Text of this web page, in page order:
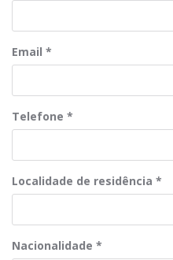
Email *
Telefone *
Localidade de residência *
Nacionalidade *